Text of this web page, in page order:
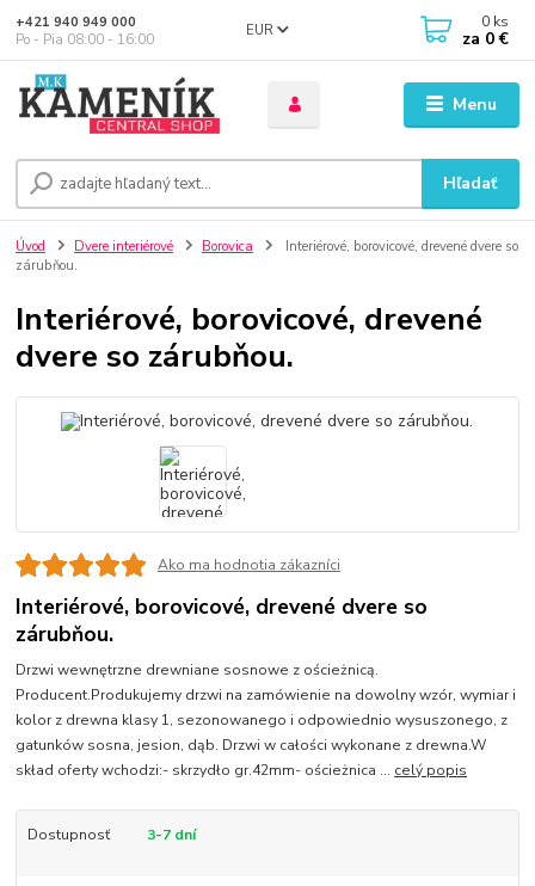
Menu
EUR
Hľadať
+421 940 949 000
Po - Pia 08:00 - 16:00
0 ks
za 0 €
Úvod Dvere interiérové Borovica
Interiérové, borovicové, drevené dvere so
zárubňou.
Interiérové, borovicové, drevené
dvere so zárubňou.
Ako ma hodnotia zákazníci
Interiérové, borovicové, drevené dvere so
zárubňou.
Drzwi wewnętrzne drewniane sosnowe z ościeżnicą.
Producent.Produkujemy drzwi na zamówienie na dowolny wzór, wymiar i
kolor z drewna klasy 1, sezonowanego i odpowiednio wysuszonego, z
gatunków sosna, jesion, dąb. Drzwi w całości wykonane z drewna.W
skład oferty wchodzi:- skrzydło gr.42mm- ościeżnica ... celý popis
Dostupnosť 3-7 dní